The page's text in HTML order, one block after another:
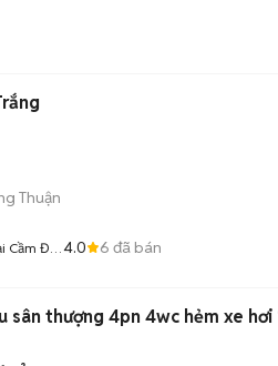
Thuận
Cầm Đồ 4.0 6 đã bán
sân thượng 4pn 4wc hẻm xe hơi